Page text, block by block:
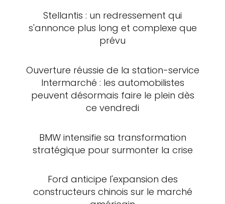
Stellantis : un redressement qui
s'annonce plus long et complexe que
prévu
Ouverture réussie de la station-service
Intermarché : les automobilistes
peuvent désormais faire le plein dès
ce vendredi
BMW intensifie sa transformation
stratégique pour surmonter la crise
Ford anticipe l'expansion des
constructeurs chinois sur le marché